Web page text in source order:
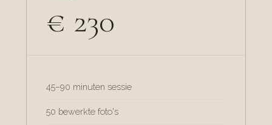
€ 230
45–90 minuten sessie
50 bewerkte foto's